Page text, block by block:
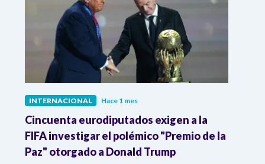
INTERNACIONAL Hace 1 mes
Cincuenta eurodiputados exigen a la
FIFA investigar el polémico "Premio de la
Paz" otorgado a Donald Trump